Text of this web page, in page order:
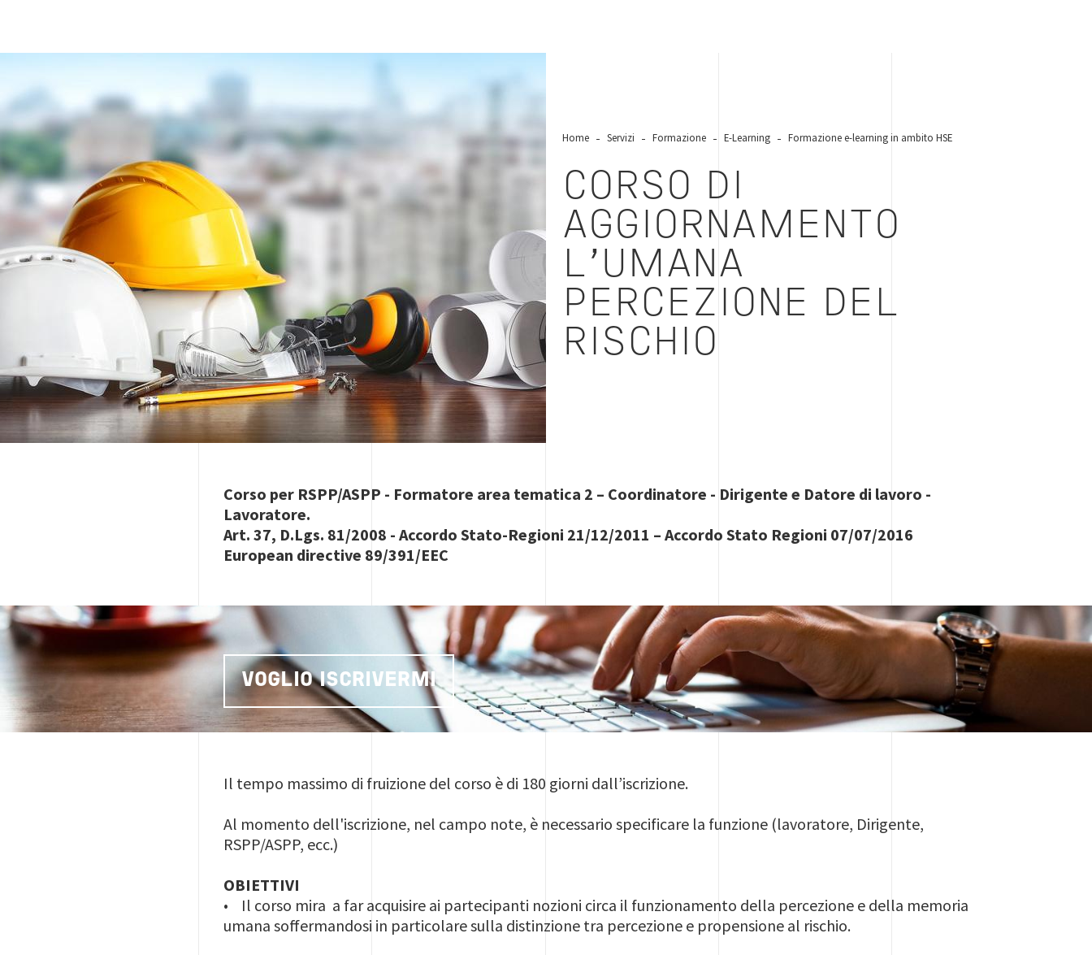
Home Servizi Formazione E-Learning Formazione e-learning in ambito HSE
CORSO DI
AGGIORNAMENTO
L'UMANA
PERCEZIONE DEL
RISCHIO
Corso per RSPP/ASPP - Formatore area tematica 2 – Coordinatore - Dirigente e Datore di lavoro -
Lavoratore.
Art. 37, D.Lgs. 81/2008 - Accordo Stato-Regioni 21/12/2011 – Accordo Stato Regioni 07/07/2016
European directive 89/391/EEC
VOGLIO ISCRIVERMI
Il tempo massimo di fruizione del corso è di 180 giorni dall’iscrizione.
Al momento dell'iscrizione, nel campo note, è necessario specificare la funzione (lavoratore, Dirigente,
RSPP/ASPP, ecc.)
OBIETTIVI
• Il corso mira a far acquisire ai partecipanti nozioni circa il funzionamento della percezione e della memoria
umana soffermandosi in particolare sulla distinzione tra percezione e propensione al rischio.